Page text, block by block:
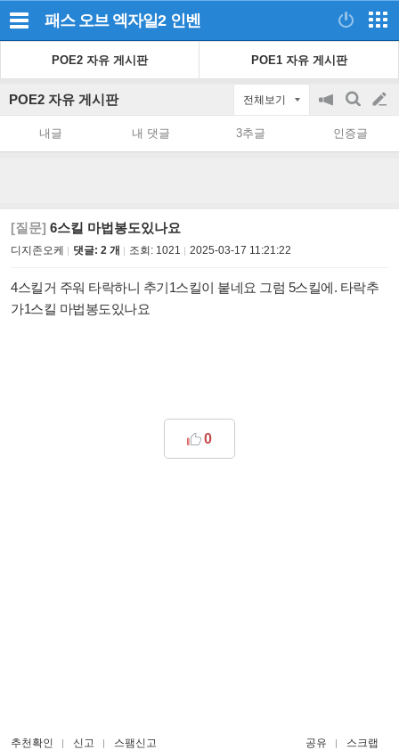
패스 오브 엑자일2 인벤
POE2 자유 게시판 POE1 자유 게시판
POE2 자유 게시판 전체보기
공
on/off
검
색
글
쓰
내글 내 댓글 3추글 인증글
[질문] 6스킬 마법봉도있나요
디지존오케 댓글: 2 개 조회: 1021 2025-03-17 11:21:22
4스킬거 주워 타락하니 추기1스킬이 붙네요 그럼 5스킬에. 타락추
가1스킬 마법봉도있나요
0
추천확인 신고 스팸신고 공유 스크랩